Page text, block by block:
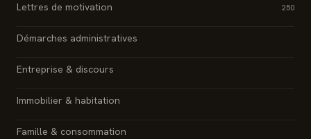
Lettres de motivation 250
Démarches administratives
Entreprise & discours
Immobilier & habitation
Famille & consommation